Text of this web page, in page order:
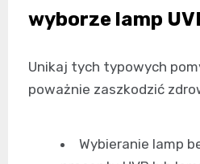
wyborze lamp
Unikaj tych typowych
poważnie zaszkodzić
Wybieranie lamp